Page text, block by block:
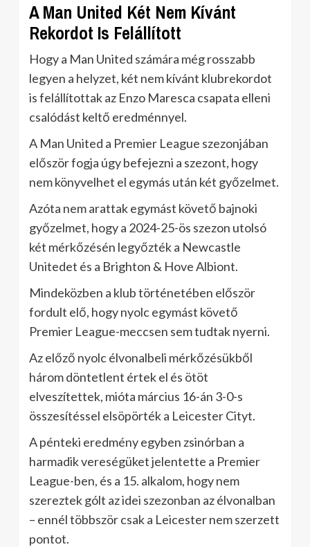
A Man United Két Nem Kívánt
Rekordot Is Felállított
Hogy a Man United számára még rosszabb
legyen a helyzet, két nem kívánt klubrekordot
is felállítottak az Enzo Maresca csapata elleni
csalódást keltő eredménnyel.
A Man United a Premier League szezonjában
először fogja úgy befejezni a szezont, hogy
nem könyvelhet el egymás után két győzelmet.
Azóta nem arattak egymást követő bajnoki
győzelmet, hogy a 2024-25-ös szezon utolsó
két mérkőzésén legyőzték a Newcastle
Unitedet és a Brighton & Hove Albiont.
Mindeközben a klub történetében először
fordult elő, hogy nyolc egymást követő
Premier League-meccsen sem tudtak nyerni.
Az előző nyolc élvonalbeli mérkőzésükből
három döntetlent értek el és ötöt
elveszítettek, mióta március 16-án 3-0-s
összesítéssel elsöpörték a Leicester Cityt.
A pénteki eredmény egyben zsinórban a
harmadik vereségüket jelentette a Premier
League-ben, és a 15. alkalom, hogy nem
szereztek gólt az idei szezonban az élvonalban
– ennél többször csak a Leicester nem szerzett
pontot.